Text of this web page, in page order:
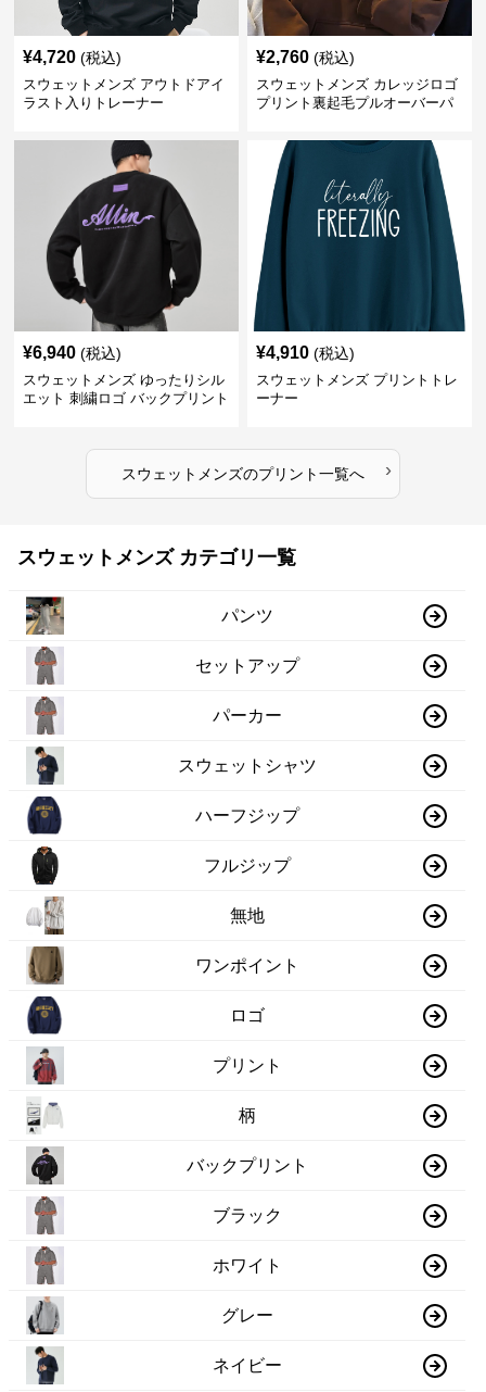
¥4,720 (税込)
スウェットメンズ アウトドアイ
ラスト入りトレーナー
¥2,760 (税込)
スウェットメンズ カレッジロゴ
プリント裏起毛プルオーバーパ
¥6,940 (税込)
スウェットメンズ ゆったりシル
エット 刺繍ロゴ バックプリント
¥4,910 (税込)
スウェットメンズ プリントトレ
ーナー
スウェットメンズのプリント一覧へ ›
スウェットメンズ カテゴリ一覧
パンツ
セットアップ
パーカー
スウェットシャツ
ハーフジップ
フルジップ
無地
ワンポイント
ロゴ
プリント
柄
バックプリント
ブラック
ホワイト
グレー
ネイビー